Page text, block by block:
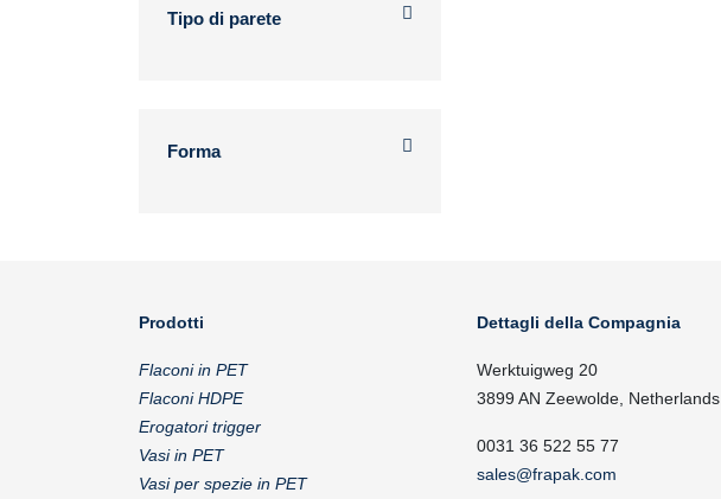
Tipo di parete
Forma
Prodotti
Flaconi in PET
Flaconi HDPE
Erogatori trigger
Vasi in PET
Vasi per spezie in PET
Dettagli della Compagnia
Werktuigweg 20
3899 AN Zeewolde, Netherlands
0031 36 522 55 77
sales@frapak.com